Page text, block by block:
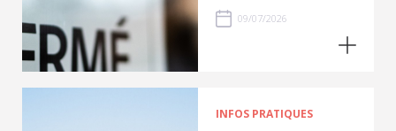
09/07/2026
INFOS PRATIQUES